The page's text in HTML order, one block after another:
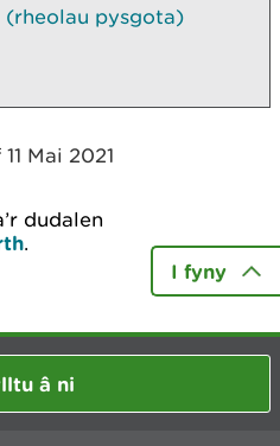
pysgota)
Mai 2021
dudalen
.
I fyny
â ni